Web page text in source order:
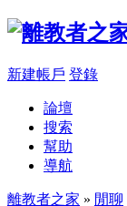
新建帳戶 登錄
論壇
搜索
幫助
導航
離教者之家 » 閒聊